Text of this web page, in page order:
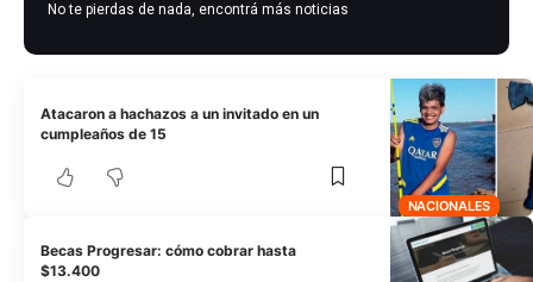
No te pierdas de nada, encontrá más noticias
NACIONALES
Atacaron a hachazos a un invitado en un
cumpleaños de 15
Becas Progresar: cómo cobrar hasta
$13.400